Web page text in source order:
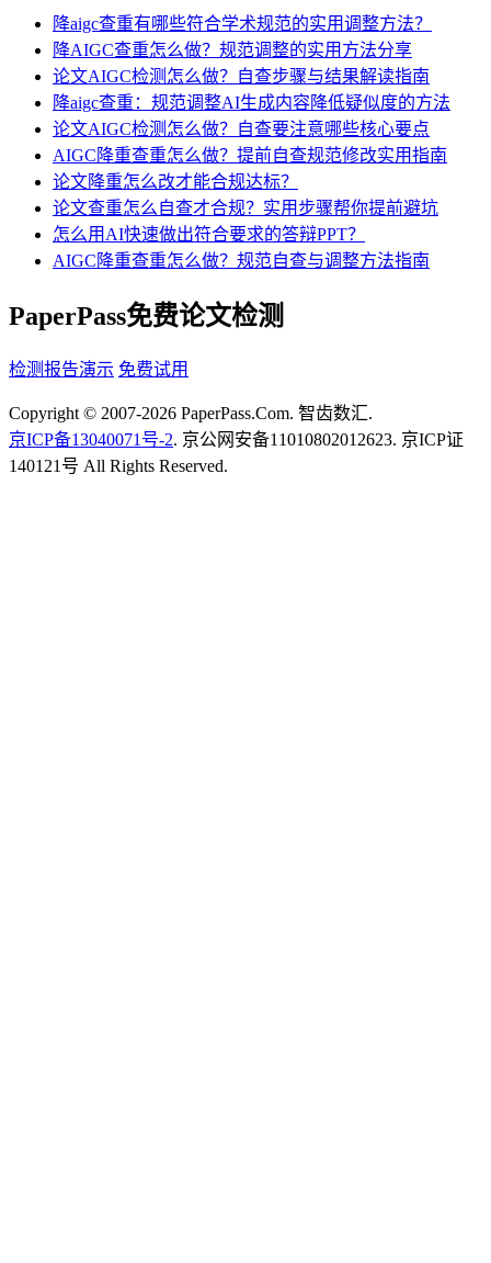
降aigc查重有哪些符合学术规范的实用调整方法？
降AIGC查重怎么做？规范调整的实用方法分享
论文AIGC检测怎么做？自查步骤与结果解读指南
降aigc查重：规范调整AI生成内容降低疑似度的方法
论文AIGC检测怎么做？自查要注意哪些核心要点
AIGC降重查重怎么做？提前自查规范修改实用指南
论文降重怎么改才能合规达标？
论文查重怎么自查才合规？实用步骤帮你提前避坑
怎么用AI快速做出符合要求的答辩PPT？
AIGC降重查重怎么做？规范自查与调整方法指南
PaperPass免费论文检测
检测报告演示 免费试用
Copyright © 2007-2026 PaperPass.Com. 智齿数汇.
京ICP备13040071号-2. 京公网安备11010802012623. 京ICP证
140121号 All Rights Reserved.